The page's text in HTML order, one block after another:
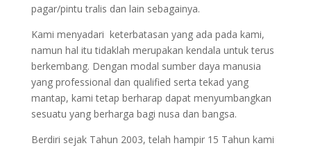
pagar/pintu tralis dan lain sebagainya.
Kami menyadari keterbatasan yang ada pada kami,
namun hal itu tidaklah merupakan kendala untuk terus
berkembang. Dengan modal sumber daya manusia
yang professional dan qualified serta tekad yang
mantap, kami tetap berharap dapat menyumbangkan
sesuatu yang berharga bagi nusa dan bangsa.
Berdiri sejak Tahun 2003, telah hampir 15 Tahun kami